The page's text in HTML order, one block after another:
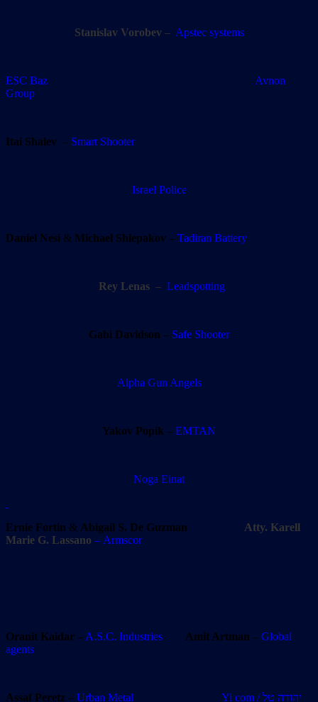
Stanislav Vorobev– Apstec systems
ESC Baz Avnon
Group
Itai Shalev – Smart Shooter
Israel Police
Daniel Nesi & Michael Shlepakov – Tadiran Battery
Rey Lenas – Leadspotting
Gabi Davidson – Safe Shooter
Alpha Gun Angels
Yakov Popik – EMTAN
Noga Einat
Ernie Fortin & Abigail S. De Guzman
Atty. Karell
Marie G. Lassano – Armscor
Oranit Kaidar – A.S.C. Industries Amit Artman – Global
agents
Assaf Peretz – Urban Metal Yi com / יהודה טל